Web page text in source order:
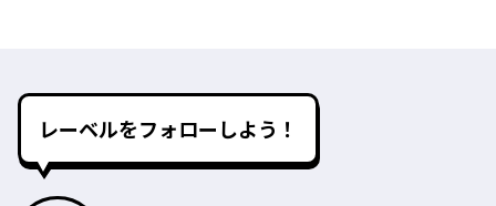
レーベルをフォローしよう！